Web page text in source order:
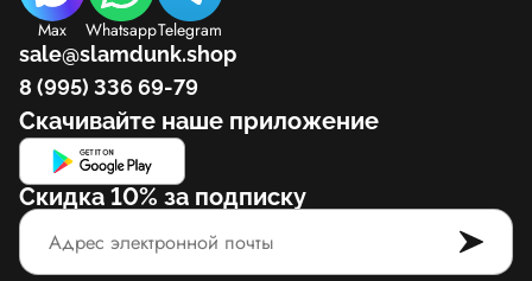
Max WhatsappTelegram
sale@slamdunk.shop
8 (995) 336 69-79
Скачивайте наше приложение
Скидка 10% за подписку